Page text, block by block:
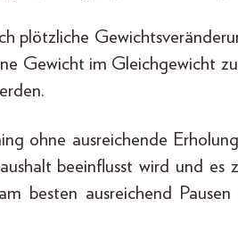
plötzliche
Gewicht im Gleichgewicht
ohne ausreichende
beeinflusst wird und
besten ausreichend